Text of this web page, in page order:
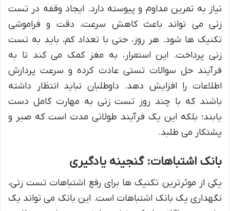
نیاز به تمرین مداوم و پیوسته دارد. ایجاد وقفه در تست
زنی می تواند باعث کاهش سرعت، دقت و فراموشی
تکنیک ها شود. هر روز، حتی با تعداد کم، باید به تست
زنی پرداخت. این استمرار، به مغز کمک می کند تا به
فرآیند حل سوالات تستی عادت کرده و سرعت پردازش
اطلاعات را افزایش دهد. داوطلبان نباید انتظار داشته
باشند که با چند روز تست زنی به مهارت کامل دست
یابند؛ بلکه این یک فرآیند طولانی مدت است که صبر و
پشتکار می طلبد.
بانک اشتباهات: گنجینه یادگیری
یکی از موثرترین تکنیک ها برای رفع اشتباهات تست زنی،
نگهداری یک بانک اشتباهات است. این بانک می تواند یک